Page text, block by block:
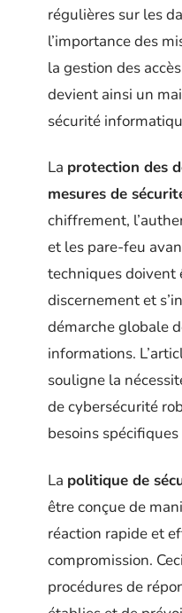
régulières sur les
l’importance des
la gestion des
devient ainsi un
sécurité
La protection des
mesures de
chiffrement,
et les pare-feu
techniques doivent
discernement et
démarche globale
informations.
souligne la
de cybersécurité
besoins spécifiques
La politique de
être conçue de
réaction rapide et
compromission.
procédures de